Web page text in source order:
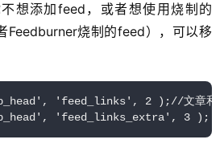
想添加feed，或者想使用烧制的
Feedburner烧制的feed），可以移
'feed_links', 2 );//文章和
'feed_links_extra', 3 ); //